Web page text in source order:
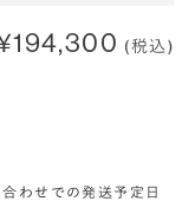
(税込)
わせでの発送予定日